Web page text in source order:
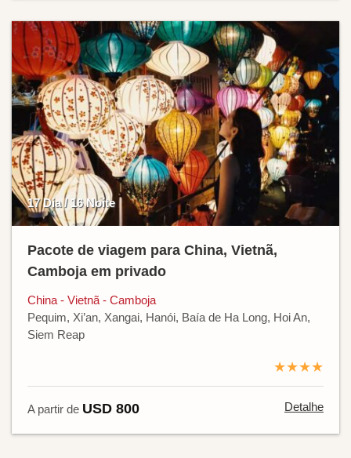
17 Dia / 16 Noite
Pacote de viagem para China, Vietnã,
Camboja em privado
China - Vietnã - Camboja
Pequim, Xi’an, Xangai, Hanói, Baía de Ha Long, Hoi An,
Siem Reap
★★★★
A partir de USD 800 Detalhe